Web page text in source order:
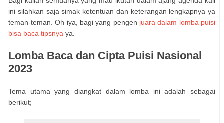
ini silahkan saja simak ketentuan dan keterangan lengkapnya ya
teman-teman. Oh iya, bagi yang pengen juara dalam lomba puisi
bisa baca tipsnya ya.
Lomba Baca dan Cipta Puisi Nasional
2023
Tema utama yang diangkat dalam lomba ini adalah sebagai
berikut;